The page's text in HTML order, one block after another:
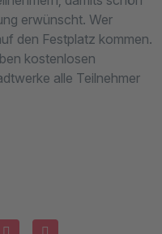
erwünscht. Wer
den Festplatz kommen.
kostenlosen
alle Teilnehmer